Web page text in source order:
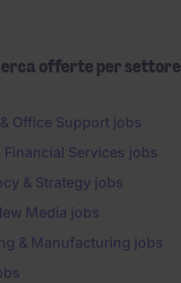
offerte per settore
Office Support jobs
Financial Services jobs
& Strategy jobs
Media jobs
& Manufacturing jobs